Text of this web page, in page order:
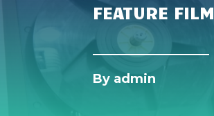
FEATURE FILM
By admin